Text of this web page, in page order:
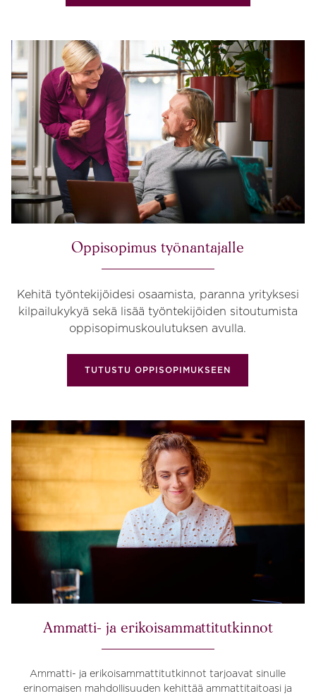
Oppisopimus työnantajalle
Kehitä työntekijöidesi osaamista, paranna yrityksesi
kilpailukykyä sekä lisää työntekijöiden sitoutumista
oppisopimuskoulutuksen avulla.
TUTUSTU OPPISOPIMUKSEEN
Ammatti- ja erikoisammattitutkinnot
Ammatti- ja erikoisammattitutkinnot tarjoavat sinulle
erinomaisen mahdollisuuden kehittää ammattitaitoasi ja